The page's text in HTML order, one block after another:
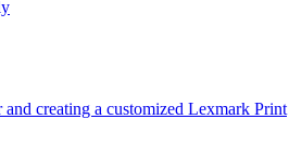
creating a customized Lexmark Print